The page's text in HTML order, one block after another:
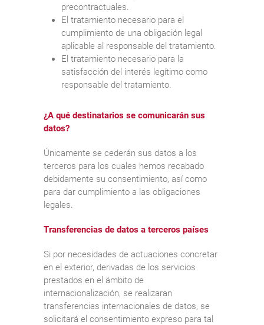
precontractuales.
El tratamiento necesario para el
cumplimiento de una obligación legal
aplicable al responsable del tratamiento.
El tratamiento necesario para la
satisfacción del interés legítimo como
responsable del tratamiento.
¿A qué destinatarios se comunicarán sus
datos?
Únicamente se cederán sus datos a los
terceros para los cuales hemos recabado
debidamente su consentimiento, así como
para dar cumplimiento a las obligaciones
legales.
Transferencias de datos a terceros países
Si por necesidades de actuaciones concretar
en el exterior, derivadas de los servicios
prestados en el ámbito de
internacionalización, se realizaran
transferencias internacionales de datos, se
solicitará el consentimiento expreso para tal